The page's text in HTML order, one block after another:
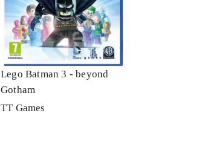
Lego Batman 3 - beyond
Gotham
TT Games